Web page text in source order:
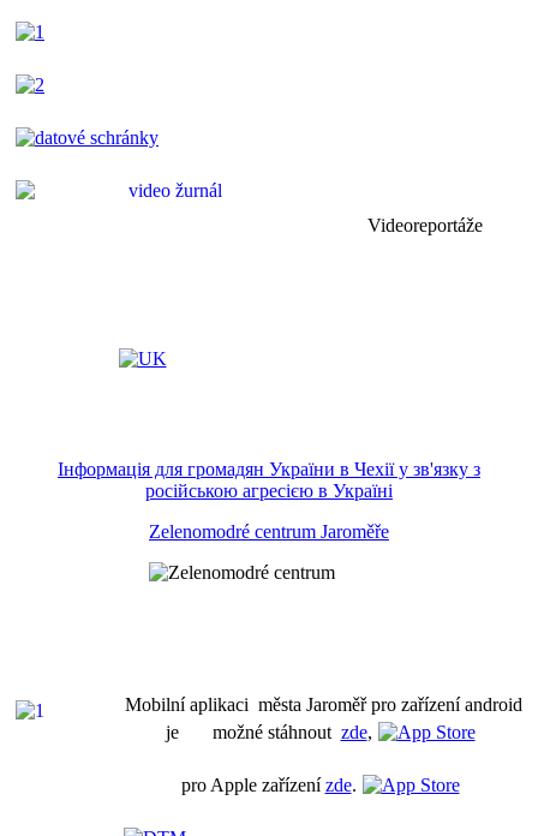
Videoreportáže
Інформація для громадян України в Чехії у зв'язку з
російською агресією в Україні
Zelenomodré centrum Jaroměře
Mobilní aplikaci města Jaroměř pro zařízení android
je možné stáhnout zde,
pro Apple zařízenízde.